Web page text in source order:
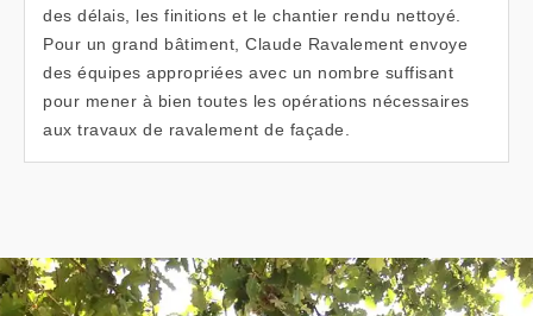
des délais, les finitions et le chantier rendu nettoyé.
Pour un grand bâtiment, Claude Ravalement envoye
des équipes appropriées avec un nombre suffisant
pour mener à bien toutes les opérations nécessaires
aux travaux de ravalement de façade.